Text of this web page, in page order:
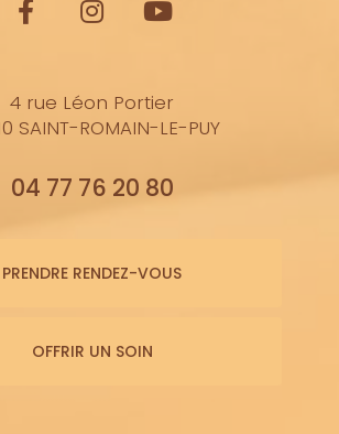
4 rue Léon Portier
SAINT-ROMAIN-LE-PUY
04 77 76 20 80
PRENDRE RENDEZ-VOUS
OFFRIR UN SOIN